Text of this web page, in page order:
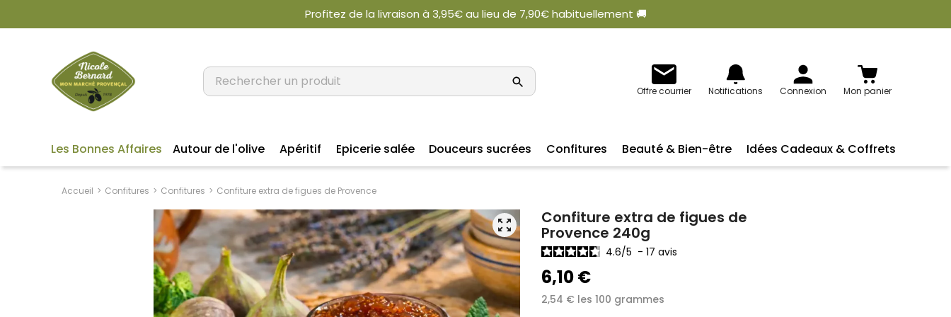
Profitez de la livraison à 3,95€ au lieu de 7,90€ habituellement 🚚
Offre courrier Notifications Connexion Mon panier
Les Bonnes Affaires Autour de l'olive Apéritif Epicerie salée Douceurs sucrées Confitures Beauté & Bien-être Idées Cadeaux & Coffrets
Accueil Confitures Confitures Confiture extra de figues de Provence
zoom_out_map Confiture extra de figues de
Provence 240g
4.6/5 -17avis
6,10 €
2,54 € les 100 grammes